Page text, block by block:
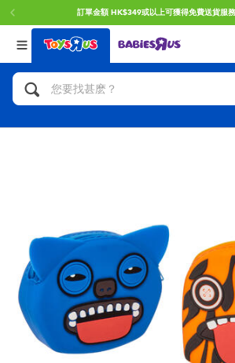
訂單金額 HK$349或以上可獲得免費送貨服務
返回
分類目錄
人氣英雄,角色扮演,射擊玩具
玩具車,貨車,火車及遙控系列
手工藝,文具,蠟筆,泥膠,畫板
娃娃, 芭比,收藏公仔
電子玩具
返回
品牌
Brunch Brother 早午餐兄弟
Play-Doh培樂多
Pokemon寶可夢
playpop
返回
年齢
0~2歳
12~14歳
14歳以上